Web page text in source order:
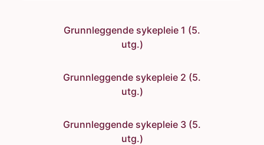
Grunnleggende sykepleie 1 (5.
utg.)
Grunnleggende sykepleie 2 (5.
utg.)
Grunnleggende sykepleie 3 (5.
utg.)